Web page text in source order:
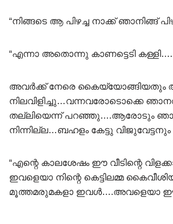
“നിങ്ങടെ ആ പിഴച്ച നാക്ക് ഞാനിങ്ങ്
“എന്നാ അതൊന്നു കാണട്ടെടി
അവർക്ക് നേരെ കൈയ്യോങ്ങിയതും
നിലവിളിച്ചു…വന്നവരോടൊക്കെ
തല്ലിയെന്ന് പറഞ്ഞു….ആരോടും
നിന്നില്ല…ബഹളം കേട്ടു
“എന്റെ കാലശേഷം ഈ വീടിന്റെ
ഇവളെയാ നിന്റെ കെട്ടിലമ്മ
മൂത്തമരുമകളാ ഇവൾ….അവളെയാ ഈ